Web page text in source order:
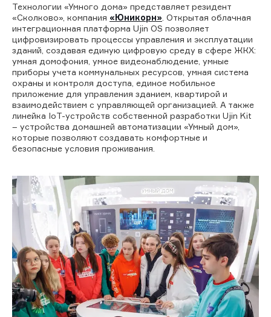
Технологии «Умного дома» представляет резидент
«Сколково», компания «Юникорн» . Открытая облачная
интеграционная платформа Ujin OS позволяет
цифровизировать процессы управления и эксплуатации
зданий, создавая единую цифровую среду в сфере ЖКХ:
умная домофония, умное видеонаблюдение, умные
приборы учета коммунальных ресурсов, умная система
охраны и контроля доступа, единое мобильное
приложение для управления зданием, квартирой и
взаимодействием с управляющей организацией. А также
линейка IoT-устройств собственной разработки Ujin Kit
– устройства домашней автоматизации «Умный дом»,
которые позволяют создавать комфортные и
безопасные условия проживания.